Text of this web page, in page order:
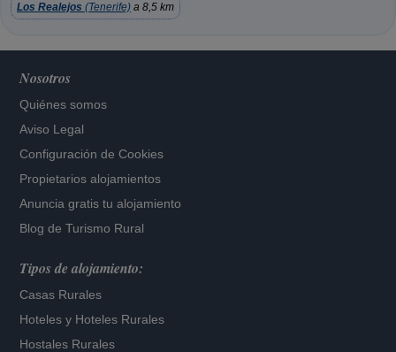
Los Realejos (Tenerife) a 8,5 km
Nosotros
Quiénes somos
Aviso Legal
Configuración de Cookies
Propietarios alojamientos
Anuncia gratis tu alojamiento
Blog de Turismo Rural
Tipos de alojamiento:
Casas Rurales
Hoteles y Hoteles Rurales
Hostales Rurales